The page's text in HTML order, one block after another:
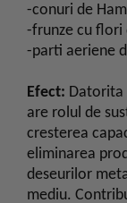
-conuri de
-frunze cu flori
-parti aeriene
Efect: Datorita
are rolul de
cresterea
eliminarea
deseurilor
mediu.